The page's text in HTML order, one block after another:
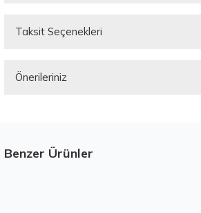
Taksit Seçenekleri
Önerileriniz
Görüş ve önerileriniz için teşekkür ederiz.
Benzer Ürünler